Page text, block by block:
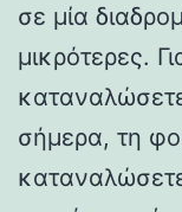
σε μία
μικρότερες.
σήμερα, τη